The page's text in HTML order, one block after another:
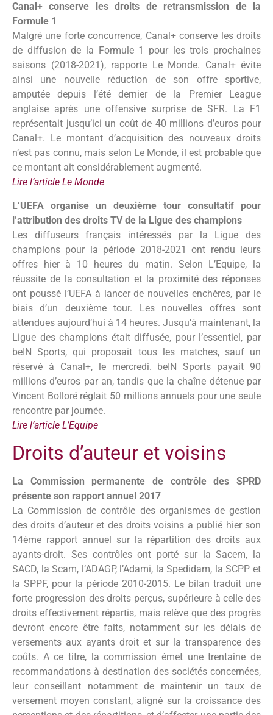
Canal+ conserve les droits de retransmission de la
Formule 1
Malgré une forte concurrence, Canal+ conserve les droits
de diffusion de la Formule 1 pour les trois prochaines
saisons (2018-2021), rapporte Le Monde. Canal+ évite
ainsi une nouvelle réduction de son offre sportive,
amputée depuis l’été dernier de la Premier League
anglaise après une offensive surprise de SFR. La F1
représentait jusqu’ici un coût de 40 millions d’euros pour
Canal+. Le montant d’acquisition des nouveaux droits
n’est pas connu, mais selon Le Monde, il est probable que
ce montant ait considérablement augmenté.
Lire l’article Le Monde
L’UEFA organise un deuxième tour consultatif pour
l’attribution des droits TV de la Ligue des champions
Les diffuseurs français intéressés par la Ligue des
champions pour la période 2018-2021 ont rendu leurs
offres hier à 10 heures du matin. Selon L’Equipe, la
réussite de la consultation et la proximité des réponses
ont poussé l’UEFA à lancer de nouvelles enchères, par le
biais d’un deuxième tour. Les nouvelles offres sont
attendues aujourd’hui à 14 heures. Jusqu’à maintenant, la
Ligue des champions était diffusée, pour l’essentiel, par
beIN Sports, qui proposait tous les matches, sauf un
réservé à Canal+, le mercredi. beIN Sports payait 90
millions d’euros par an, tandis que la chaîne détenue par
Vincent Bolloré réglait 50 millions annuels pour une seule
rencontre par journée.
Lire l’article L’Equipe
Droits d’auteur et voisins
La Commission permanente de contrôle des SPRD
présente son rapport annuel 2017
La Commission de contrôle des organismes de gestion
des droits d’auteur et des droits voisins a publié hier son
14ème rapport annuel sur la répartition des droits aux
ayants-droit. Ses contrôles ont porté sur la Sacem, la
SACD, la Scam, l’ADAGP, l’Adami, la Spedidam, la SCPP et
la SPPF, pour la période 2010-2015. Le bilan traduit une
forte progression des droits perçus, supérieure à celle des
droits effectivement répartis, mais relève que des progrès
devront encore être faits, notamment sur les délais de
versements aux ayants droit et sur la transparence des
coûts. A ce titre, la commission émet une trentaine de
recommandations à destination des sociétés concernées,
leur conseillant notamment de maintenir un taux de
versement moyen constant, aligné sur la croissance des